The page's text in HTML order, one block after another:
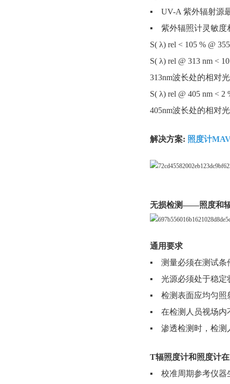
▪ UV-A 紫外辐射源
▪ 紫外辐照计灵敏度
S( λ) rel < 105 % @
S( λ) rel @ 313 nm <
313nm波长处的相对
S( λ) rel @ 405 nm < 2
405nm波长处的相对
解决方案: 照度计
无损检测——照度和
通用要求
▪ 测量必须在测试条
▪ 光源必须处于稳定
▪ 检测表面应均匀照
▪ 在检测人员视场内
▪ 渗透检测时，检测
T辐照度计和照度计
▪ 校准周期参考仪器